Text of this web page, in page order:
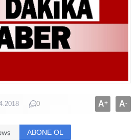
0 A+ A-
ABONE OL